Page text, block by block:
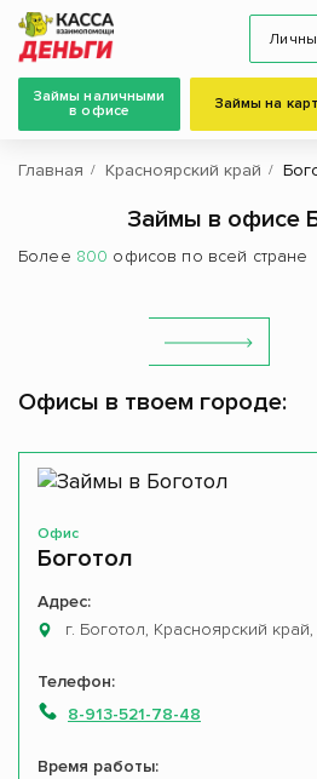
Займы наличными
в офисе
Займы на
Главная Красноярский край
Займы в офисе
Более 800 офисов по всей стране
Офисы в твоем городе:
Офис
Боготол
Адрес:
г. Боготол, Красноярский
Телефон:
8-913-521-78-48
Время работы: